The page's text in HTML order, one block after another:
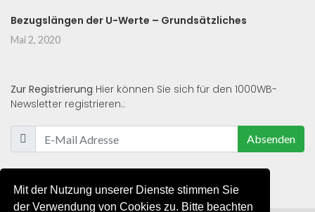
Mit der Nutzung unserer Dienste stimmen Sie
der Verwendung von Cookies zu. Bitte beachten
Bezugslängen der U-Werte – Grundsätzliches
Mai 2, 2020
Zur Registrierung Hier können Sie sich für den 1000WB-
Newsletter registrieren.:
Absenden